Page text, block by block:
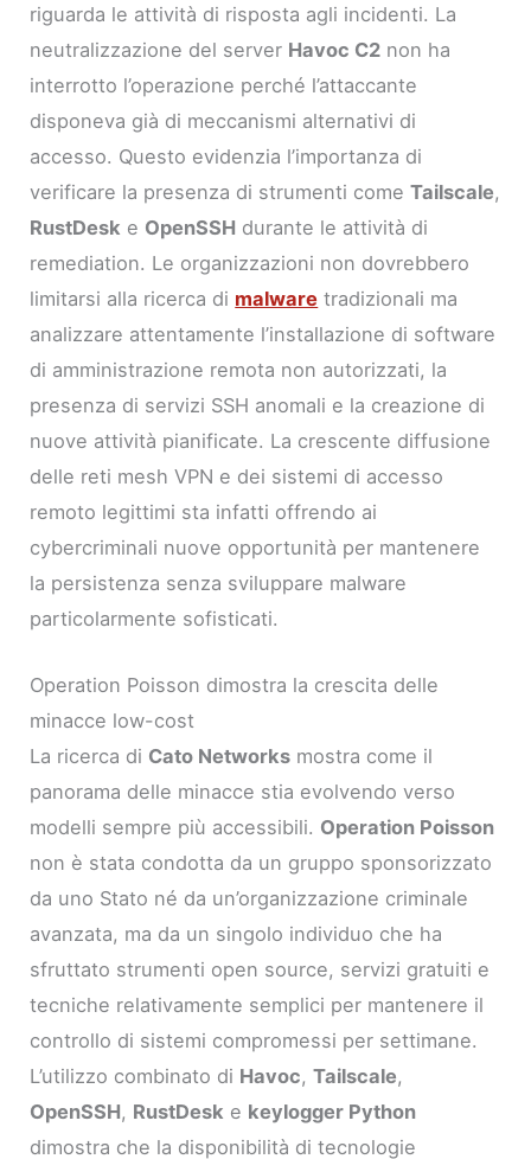
riguarda le attività di risposta agli incidenti. La
neutralizzazione del server Havoc C2 non ha
interrotto l’operazione perché l’attaccante
disponeva già di meccanismi alternativi di
accesso. Questo evidenzia l’importanza di
verificare la presenza di strumenti comeTailscale,
RustDesk e OpenSSH durante le attività di
remediation. Le organizzazioni non dovrebbero
limitarsi alla ricerca di malware tradizionali ma
analizzare attentamente l’installazione di software
di amministrazione remota non autorizzati, la
presenza di servizi SSH anomali e la creazione di
nuove attività pianificate. La crescente diffusione
delle reti mesh VPN e dei sistemi di accesso
remoto legittimi sta infatti offrendo ai
cybercriminali nuove opportunità per mantenere
la persistenza senza sviluppare malware
particolarmente sofisticati.
Operation Poisson dimostra la crescita delle
minacce low-cost
La ricerca di Cato Networks mostra come il
panorama delle minacce stia evolvendo verso
modelli sempre più accessibili. Operation Poisson
non è stata condotta da un gruppo sponsorizzato
da uno Stato né da un’organizzazione criminale
avanzata, ma da un singolo individuo che ha
sfruttato strumenti open source, servizi gratuiti e
tecniche relativamente semplici per mantenere il
controllo di sistemi compromessi per settimane.
L’utilizzo combinato di Havoc,Tailscale,
OpenSSH, RustDesk e keylogger Python
dimostra che la disponibilità di tecnologie